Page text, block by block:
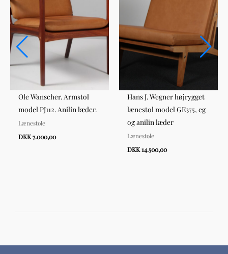
Ole Wanscher. Armstol
model PJ112. Anilin læder.
Lænestole
DKK 7.000,00
Hans J. Wegner højrygget
lænestol model GE375, eg
og anilin læder
Lænestole
DKK 14.500,00